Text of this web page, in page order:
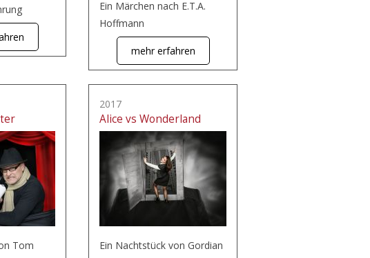
Ein Märchen nach E.T.A.
Hoffmann
mehr erfahren
Tom
2017
Alice vs Wonderland
Ein Nachtstück von Gordian